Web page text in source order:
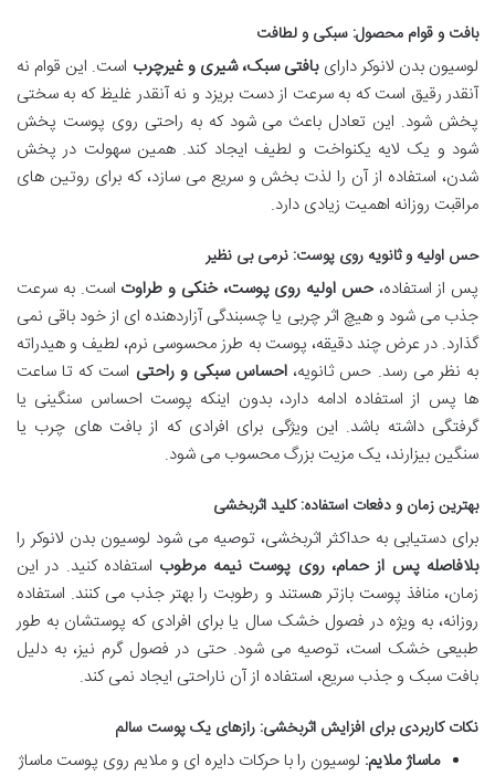
بافت و قوام محصول: سبکی و لطافت
لوسیون بدن لانوکر دارایبافتی سبک، شیری و غیرچرب است. این قوام نه
آنقدر رقیق است که به سرعت از دست بریزد و نه آنقدر غلیظ که به سختی
پخش شود. این تعادل باعث می شود که به راحتی روی پوست پخش
شود و یک لایه یکنواخت و لطیف ایجاد کند. همین سهولت در پخش
شدن، استفاده از آن را لذت بخش و سریع می سازد، که برای روتین های
مراقبت روزانه اهمیت زیادی دارد.
حس اولیه و ثانویه روی پوست: نرمی بی نظیر
پس از استفاده،حس اولیه روی پوست، خنکی و طراوت است. به سرعت
جذب می شود و هیچ اثر چربی یا چسبندگی آزاردهنده ای از خود باقی نمی
گذارد. در عرض چند دقیقه، پوست به طرز محسوسی نرم، لطیف و هیدراته
به نظر می رسد. حس ثانویه، احساس سبکی و راحتی است که تا ساعت
ها پس از استفاده ادامه دارد، بدون اینکه پوست احساس سنگینی یا
گرفتگی داشته باشد. این ویژگی برای افرادی که از بافت های چرب یا
سنگین بیزارند، یک مزیت بزرگ محسوب می شود.
بهترین زمان و دفعات استفاده: کلید اثربخشی
برای دستیابی به حداکثر اثربخشی، توصیه می شود لوسیون بدن لانوکر را
بلافاصله پس از حمام، روی پوست نیمه مرطوب استفاده کنید. در این
زمان، منافذ پوست بازتر هستند و رطوبت را بهتر جذب می کنند. استفاده
روزانه، به ویژه در فصول خشک سال یا برای افرادی که پوستشان به طور
طبیعی خشک است، توصیه می شود. حتی در فصول گرم نیز، به دلیل
بافت سبک و جذب سریع، استفاده از آن ناراحتی ایجاد نمی کند.
نکات کاربردی برای افزایش اثربخشی: رازهای یک پوست سالم
ماساژ ملایم: لوسیون را با حرکات دایره ای و ملایم روی پوست ماساژ